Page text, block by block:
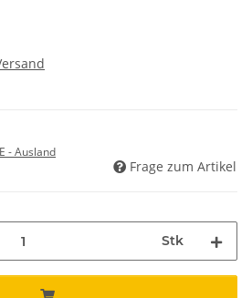
- Ausland
Frage zum Artikel
Stk